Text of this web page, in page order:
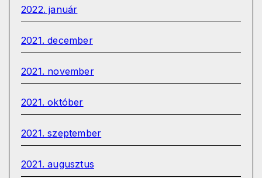
2022. január
2021. december
2021. november
2021. október
2021. szeptember
2021. augusztus